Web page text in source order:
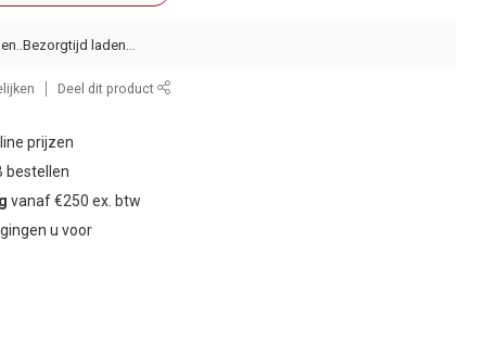
Deel dit product
prijzen
bestellen
vanaf €250 ex. btw
u voor